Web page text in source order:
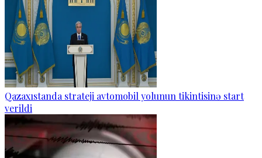
Qazaxıstanda strateji avtomobil yolunun tikintisinə start
verildi